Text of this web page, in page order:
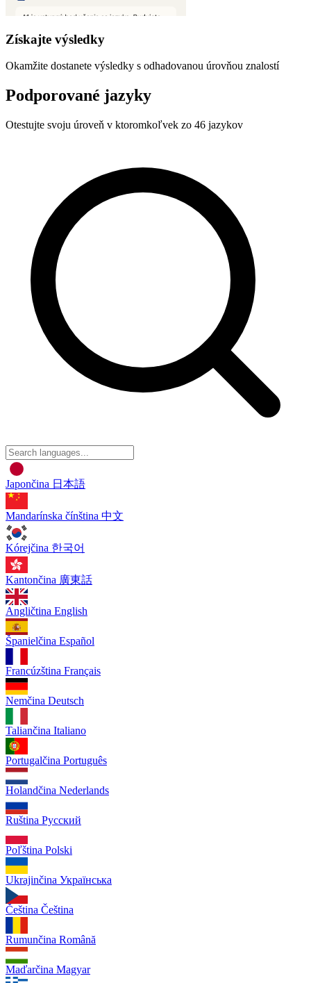
Získajte výsledky
Okamžite dostanete výsledky s odhadovanou úrovňou znalostí
Podporované jazyky
Otestujte svoju úroveň v ktoromkoľvek zo 46 jazykov
Japončina 日本語
Mandarínska čínština 中文
Kórejčina 한국어
Kantončina 廣東話
Angličtina English
Španielčina Español
Francúzština Français
Nemčina Deutsch
Taliančina Italiano
Portugalčina Português
Holandčina Nederlands
Ruština Русский
Poľština Polski
Ukrajinčina Українська
Čeština Čeština
Rumunčina Română
Maďarčina Magyar